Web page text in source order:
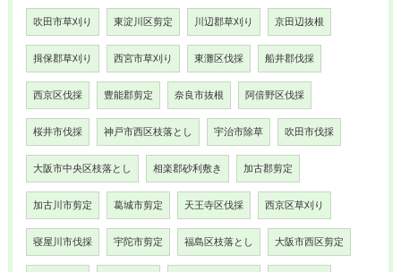
吹田市草刈り 東淀川区剪定 川辺郡草刈り 京田辺抜根
揖保郡草刈り 西宮市草刈り 東灘区伐採 船井郡伐採
西京区伐採 豊能郡剪定 奈良市抜根 阿倍野区伐採
桜井市伐採 神戸市西区枝落とし 宇治市除草 吹田市伐採
大阪市中央区枝落とし 相楽郡砂利敷き 加古郡剪定
加古川市剪定 葛城市剪定 天王寺区伐採 西京区草刈り
寝屋川市伐採 宇陀市剪定 福島区枝落とし 大阪市西区剪定